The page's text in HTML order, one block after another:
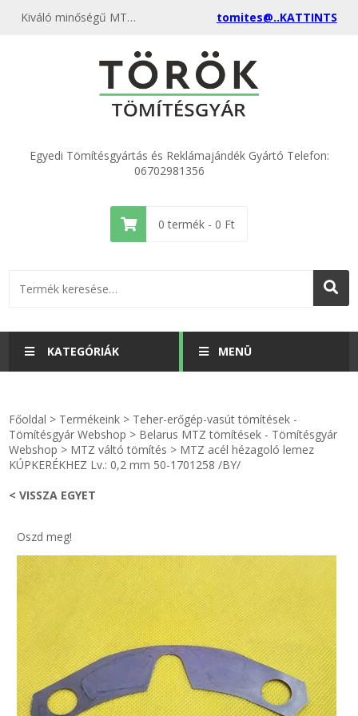
Kiváló minőségű MTZ acél hézagoló lemez KÚPKERÉKHEZ Lv.: 0,2 mm 50-1701258 kedvező áron, egyenest a gyártótól, rendelje meg most, és csatlakozzon a több ezer elégedett vásárlóhoz. tomites@..KATTINTS
Egyedi Tömítésgyártás és Reklámajándék Gyártó Telefon:
06702981356
0 termék - 0 Ft
KATEGÓRIÁK
KULCSTARTÓ - KULCSKARIKA
HŰTŐMÁGNES KERET - FÓLIA
IPARI KARIMA TÖMÍTÉS
TÖMÍTŐ TÁBLA - SZIGETELŐ LEMEZ
GUMILEMEZ - FILC - HÓTOLÓ
TÖMÍTŐ ZSINÓR - RAGASZTÓ
MENÜ
videók
Termékek
Egyedi gyártás
Hírek
ÁSZF
Főoldal > Termékeink > Teher-erőgép-vasút tömítések -
Tömítésgyár Webshop > Belarus MTZ tömítések - Tömítésgyár
Webshop > MTZ váltó tömítés > MTZ acél hézagoló lemez
KÚPKERÉKHEZ Lv.: 0,2 mm 50-1701258 /BY/
< VISSZA EGYET
Oszd meg!